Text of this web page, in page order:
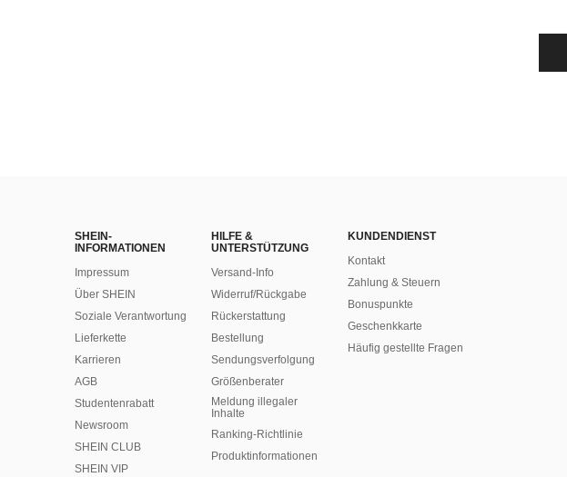
SHEIN-
INFORMATIONEN
Impressum
Über SHEIN
Soziale Verantwortung
Lieferkette
Karrieren
AGB
Studentenrabatt
Newsroom
SHEIN CLUB
SHEIN VIP
HILFE &
UNTERSTÜTZUNG
Versand-Info
Widerruf/Rückgabe
Rückerstattung
Bestellung
Sendungsverfolgung
Größenberater
Meldung illegaler
Inhalte
Ranking-Richtlinie
​Produktinformationen
KUNDENDIENST
Kontakt
Zahlung & Steuern
Bonuspunkte
Geschenkkarte
Häufig gestellte Fragen